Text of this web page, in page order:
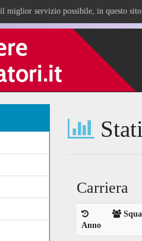
miglior servizio possibile, in questo
Carriera
Anno